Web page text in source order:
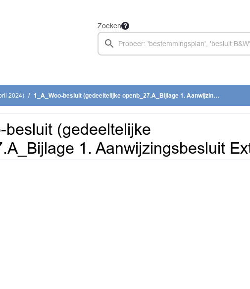
Zoeken
2024) 1_A_Woo-besluit (gedeeltelijke openb_27.A_Bijlage 1. Aanwijzingsbesluit Externe klac
besluit (gedeeltelijke
1. Aanwijzingsbesluit